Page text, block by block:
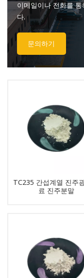
이메일이나 전화를
다.
문의하기
TC235 간섭계열 진주
료 진주분말